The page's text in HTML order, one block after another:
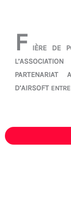
F
IÈRE DE
D’AIRSOFT